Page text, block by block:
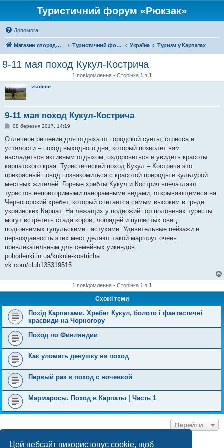
Цей вебсайт використовує cookie, щоб
Туристичний форум «Рюкзак»
Допомога
Магазин спорядження Туристичний форум «Рюкзак» Україна Туризм у Карпатах
9-11 мая поход Кукул-Кострича
1 повідомлення • Сторінка 1 з 1
vladimir
9-11 мая поход Кукул-Кострича
П
в
д
о
л
е
н
я
08 березня 2017, 14:19
Отличное решение для отдыха от городской суеты, стресса и
усталости – поход выходного дня, который позволит вам
насладиться активным отдыхом, оздоровиться и увидеть красоты
карпатского края. Туристический поход Кукул – Кострича это
прекрасный повод познакомиться с красотой природы и культурой
местных жителей. Горные хребты Кукул и Кострич впечатляют
туристов неповторимыми панорамными видами, открывающимися на
Черногорский хребет, который считается самым высоким в гряде
украинских Карпат. На лежащих у подножий гор полонинах туристы
могут встретить стада коров, лошадей и пушистых овец,
подгоняемых гуцульскими пастухами. Удивительные пейзажи и
первозданность этих мест делают такой маршрут очень
привлекательным для семейных уикендов.
pohodenki.in.ua/kukule-kostricha
vk.com/club135319515
1 повідомлення • Сторінка 1 з 1
Схожі теми
Похід Карпатами. Хребет Кукул, болото і фантастичні
краєвиди на Чорногору
Поход по Финляндии
Как уломать девушку на поход
Первый раз в поход с ночевкой
Мармаросы. Поход в Карпаты | Часть 1
Перейти
ХТО ЗАРАЗ ОНЛАЙН